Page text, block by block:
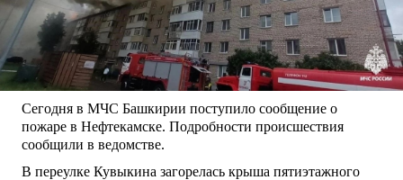
Сегодня в МЧС Башкирии поступило сообщение о
пожаре в Нефтекамске. Подробности происшествия
сообщили в ведомстве.
В переулке Кувыкина загорелась крыша пятиэтажного